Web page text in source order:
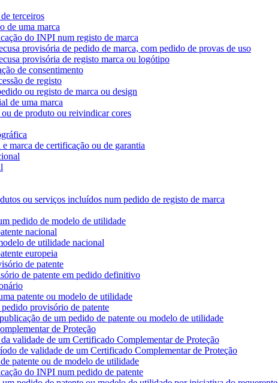
terceiros
de uma marca
do INPI num registo de marca
provisória de pedido de marca, com pedido de provas de uso
provisória de registo marca ou logótipo
de consentimento
de registo
ou registo de marca ou design
de uma marca
de produto ou reivindicar cores
marca de certificação ou de garantia
ou serviços incluídos num pedido de registo de marca
pedido de modelo de utilidade
nacional
de utilidade nacional
europeia
de patente
de patente em pedido definitivo
patente ou modelo de utilidade
provisório de patente
de um pedido de patente ou modelo de utilidade
de Proteção
validade de um Certificado Complementar de Proteção
de validade de um Certificado Complementar de Proteção
patente ou de modelo de utilidade
do INPI num pedido de patente